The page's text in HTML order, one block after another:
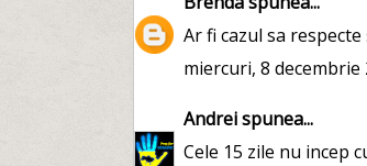
Ar fi cazul sa respecte
miercuri, 8 decembrie
Andreispunea...
Cele 15 zile nu incep